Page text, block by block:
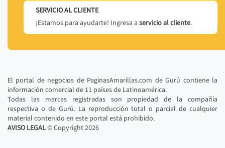
SERVICIO AL CLIENTE
¡Estamos para ayudarte! Ingresa a servicio al cliente.
El portal de negocios de PaginasAmarillas.com de Gurú contiene la
información comercial de 11 países de Latinoamérica.
Todas las marcas registradas son propiedad de la compañía
respectiva o de Gurú. La reproducción total o parcial de cualquier
material contenido en este portal está prohibido.
AVISO LEGAL© Copyright2026